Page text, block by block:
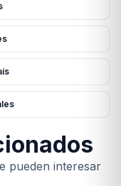
pueden interesar